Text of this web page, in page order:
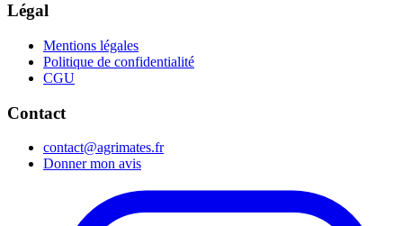
Légal
Mentions légales
Politique de confidentialité
CGU
Contact
contact@agrimates.fr
Donner mon avis